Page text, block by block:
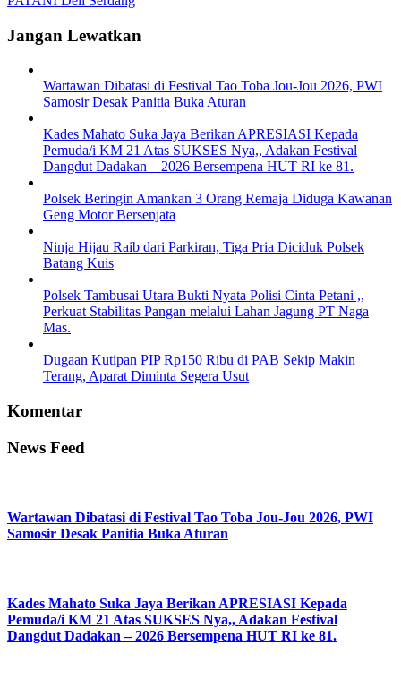
Jangan Lewatkan
Wartawan Dibatasi di Festival Tao Toba Jou-Jou 2026, PWI
Samosir Desak Panitia Buka Aturan
Kades Mahato Suka Jaya Berikan APRESIASI Kepada
Pemuda/i KM 21 Atas SUKSES Nya,, Adakan Festival
Dangdut Dadakan – 2026 Bersempena HUT RI ke 81.
Polsek Beringin Amankan 3 Orang Remaja Diduga Kawanan
Geng Motor Bersenjata
Ninja Hijau Raib dari Parkiran, Tiga Pria Diciduk Polsek
Batang Kuis
Polsek Tambusai Utara Bukti Nyata Polisi Cinta Petani ,,
Perkuat Stabilitas Pangan melalui Lahan Jagung PT Naga
Mas.
Dugaan Kutipan PIP Rp150 Ribu di PAB Sekip Makin
Terang, Aparat Diminta Segera Usut
Komentar
News Feed
Wartawan Dibatasi di Festival Tao Toba Jou-Jou 2026, PWI
Samosir Desak Panitia Buka Aturan
Kades Mahato Suka Jaya Berikan APRESIASI Kepada
Pemuda/i KM 21 Atas SUKSES Nya,, Adakan Festival
Dangdut Dadakan – 2026 Bersempena HUT RI ke 81.